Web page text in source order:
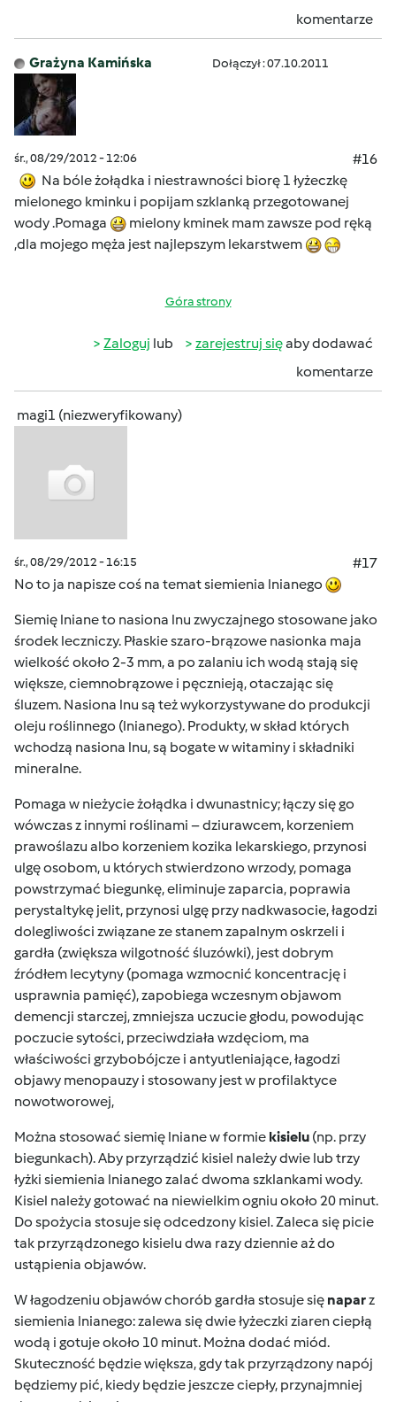
komentarze
Grażyna Kamińska Dołączył : 07.10.2011
śr., 08/29/2012 - 12:06
#16
Na bóle żołądka i niestrawności biorę 1 łyżeczkę
mielonego kminku i popijam szklanką przegotowanej
wody .Pomaga
mielony kminek mam zawsze pod ręką
,dla mojego męża jest najlepszym lekarstwem
Góra strony
Zaloguj lub zarejestruj sięaby dodawać
komentarze
magi1 (niezweryfikowany)
śr., 08/29/2012 - 16:15
#17
No to ja napisze coś na temat siemienia lnianego
Siemię lniane to nasiona lnu zwyczajnego stosowane jako
środek leczniczy. Płaskie szaro-brązowe nasionka maja
wielkość około 2-3 mm, a po zalaniu ich wodą stają się
większe, ciemnobrązowe i pęcznieją, otaczając się
śluzem. Nasiona lnu są też wykorzystywane do produkcji
oleju roślinnego (lnianego). Produkty, w skład których
wchodzą nasiona lnu, są bogate w witaminy i składniki
mineralne.
Pomaga w nieżycie żołądka i dwunastnicy; łączy się go
wówczas z innymi roślinami – dziurawcem, korzeniem
prawoślazu albo korzeniem kozika lekarskiego, przynosi
ulgę osobom, u których stwierdzono wrzody, pomaga
powstrzymać biegunkę, eliminuje zaparcia, poprawia
perystaltykę jelit, przynosi ulgę przy nadkwasocie, łagodzi
dolegliwości związane ze stanem zapalnym oskrzeli i
gardła (zwiększa wilgotność śluzówki), jest dobrym
źródłem lecytyny (pomaga wzmocnić koncentrację i
usprawnia pamięć), zapobiega wczesnym objawom
demencji starczej, zmniejsza uczucie głodu, powodując
poczucie sytości, przeciwdziała wzdęciom, ma
właściwości grzybobójcze i antyutleniające,łagodzi
objawy menopauzy i stosowany jest w profilaktyce
nowotworowej,
Można stosować siemię lniane w formie kisielu (np. przy
biegunkach). Aby przyrządzić kisiel należy dwie lub trzy
łyżki siemienia lnianego zalać dwoma szklankami wody.
Kisiel należy gotować na niewielkim ogniu około 20 minut.
Do spożycia stosuje się odcedzony kisiel. Zaleca się picie
tak przyrządzonego kisielu dwa razy dziennie aż do
ustąpienia objawów.
W łagodzeniu objawów chorób gardła stosuje się naparz
siemienia lnianego: zalewa się dwie łyżeczki ziaren ciepłą
wodą i gotuje około 10 minut. Można dodać miód.
Skuteczność będzie większa, gdy tak przyrządzony napój
będziemy pić, kiedy będzie jeszcze ciepły, przynajmniej